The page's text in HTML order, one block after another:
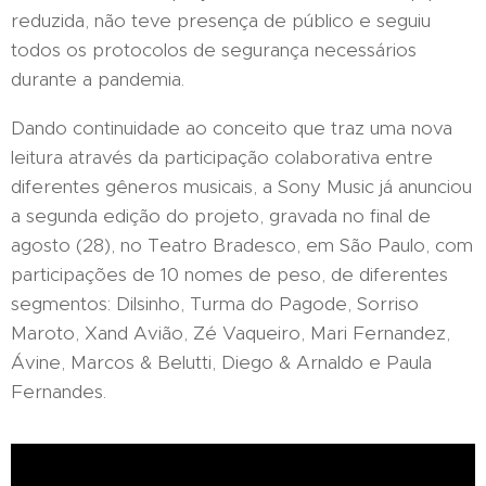
reduzida, não teve presença de público e seguiu
todos os protocolos de segurança necessários
durante a pandemia.
Dando continuidade ao conceito que traz uma nova
leitura através da participação colaborativa entre
diferentes gêneros musicais, a Sony Music já anunciou
a segunda edição do projeto, gravada no final de
agosto (28), no Teatro Bradesco, em São Paulo, com
participações de 10 nomes de peso, de diferentes
segmentos: Dilsinho, Turma do Pagode, Sorriso
Maroto, Xand Avião, Zé Vaqueiro, Mari Fernandez,
Ávine, Marcos & Belutti, Diego & Arnaldo e Paula
Fernandes.